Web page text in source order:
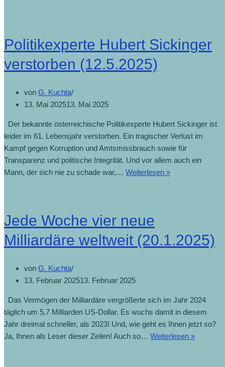
Politikexperte Hubert Sickinger
verstorben (12.5.2025)
von G. Kuchta
13. Mai 202513. Mai 2025
Der bekannte österreichische Politikexperte Hubert Sickinger ist
leider im 61. Lebensjahr verstorben. Ein tragischer Verlust im
Kampf gegen Korruption und Amtsmissbrauch sowie für
Transparenz und politische Integrität. Und vor allem auch ein
Mann, der sich nie zu schade war,… Weiterlesen »
Jede Woche vier neue
Milliardäre weltweit (20.1.2025)
von G. Kuchta
13. Februar 202513. Februar 2025
Das Vermögen der Milliardäre vergrößerte sich im Jahr 2024
täglich um 5,7 Milliarden US-Dollar. Es wuchs damit in diesem
Jahr dreimal schneller, als 2023! Und, wie geht es Ihnen jetzt so?
Ja, Ihnen als Leser dieser Zeilen! Auch so… Weiterlesen »